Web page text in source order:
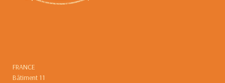
FRANCE
Bâtiment 11